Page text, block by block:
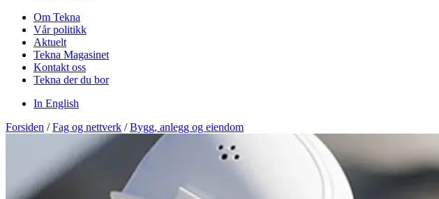
Om Tekna
Vår politikk
Aktuelt
Tekna Magasinet
Kontakt oss
Tekna der du bor
In English
Forsiden / Fag og nettverk / Bygg, anlegg og eiendom